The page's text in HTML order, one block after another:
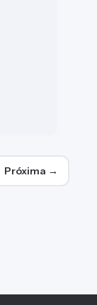
Próxima →